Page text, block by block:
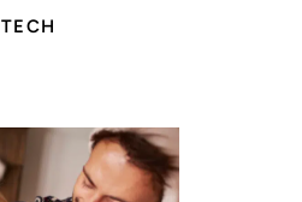
TECH